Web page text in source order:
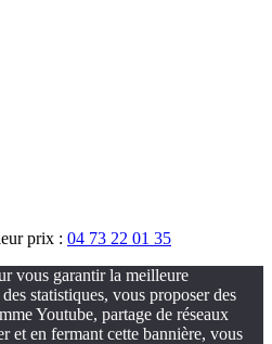
prix : 04 73 22 01 35
vous garantir la meilleure
statistiques, vous proposer des
Youtube, partage de réseaux
et en fermant cette bannière, vous